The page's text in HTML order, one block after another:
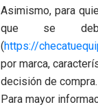
Asimismo, para
que se
(https://
por marca,
decisión de compra.
Para mayor